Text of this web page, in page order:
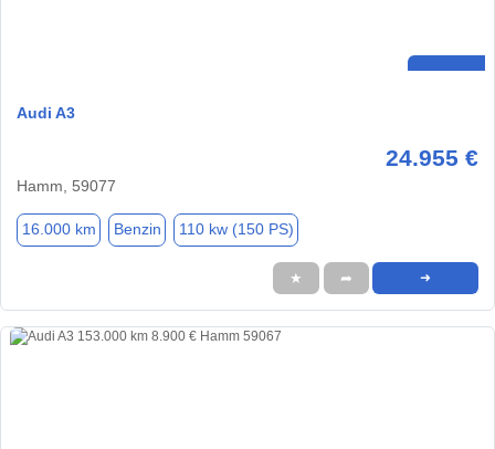
Audi A3
24.955 €
Hamm, 59077
16.000 km Benzin 110 kw (150 PS)
★ ➦ ➜